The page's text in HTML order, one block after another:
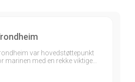
var hovedstøttepunkt
marinen med en rekke viktige…